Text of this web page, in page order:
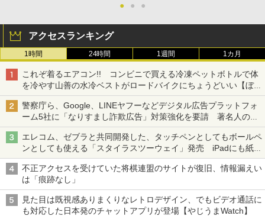
● ● ●
アクセスランキング
1時間 24時間 1週間 1カ月
これぞ着るエアコン!! コンビニで買える冷凍ペットボトルで体
を冷やす山善の水冷ベストがロードバイクにちょうどいい【ぼっ
ち・ざ・ろーど！その14】【空いた時間でなにしてる？】
警察庁ら、Google、LINEヤフーなどデジタル広告プラットフォ
ーム5社に「なりすまし詐欺広告」対策強化を要請 著名人の写
真や映像を使った投資詐欺などへの対策として
エレコム、ゼブラと共同開発した、タッチペンとしてもボールペ
ンとしても使える「スタイラスツーウェイ」発売 iPadにも紙に
も、持ち替えずに書き込める
不正アクセスを受けていた将棋連盟のサイトが復旧、情報漏えい
は「痕跡なし」
見た目は既視感ありまくりなレトロデザイン、でもビデオ通話に
も対応した日本発のチャットアプリが登場【やじうまWatch】